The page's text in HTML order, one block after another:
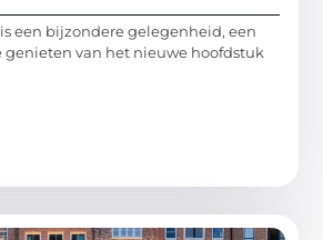
een bijzondere gelegenheid, een
genieten van het nieuwe hoofdstuk